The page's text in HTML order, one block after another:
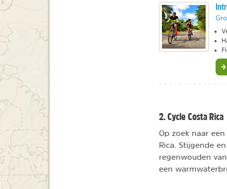
2. Cycle Costa Rica
Op zoek naar
Rica. Stijgende
regenwouden
een